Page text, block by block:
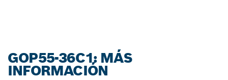
GOP55-36C1: MÁS
INFORMACIÓN